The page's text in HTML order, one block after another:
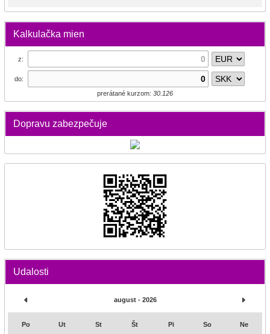
Kalkulačka mien
z:
do:
prerátané kurzom: 30.126
Dopravu zabezpečuje
Udalosti
august - 2026
Po Ut St Št Pi So Ne